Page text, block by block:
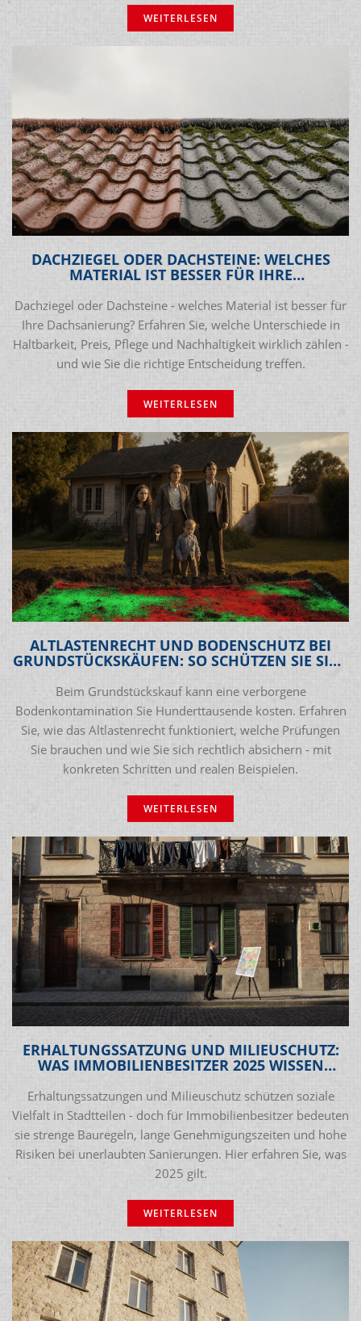
WEITERLESEN
DACHZIEGEL ODER DACHSTEINE: WELCHES
MATERIAL IST BESSER FÜR IHRE
Dachziegel oder Dachsteine - welches Material ist besser für
Ihre Dachsanierung? Erfahren Sie, welche Unterschiede in
Haltbarkeit, Preis, Pflege und Nachhaltigkeit wirklich zählen -
und wie Sie die richtige Entscheidung treffen.
WEITERLESEN
ALTLASTENRECHT UND BODENSCHUTZ BEI
GRUNDSTÜCKSKÄUFEN: SO SCHÜTZEN SIE SICH
Beim Grundstückskauf kann eine verborgene
Bodenkontamination Sie Hunderttausende kosten. Erfahren
Sie, wie das Altlastenrecht funktioniert, welche Prüfungen
Sie brauchen und wie Sie sich rechtlich absichern - mit
konkreten Schritten und realen Beispielen.
WEITERLESEN
ERHALTUNGSSATZUNG UND MILIEUSCHUTZ:
WAS IMMOBILIENBESITZER 2025 WISSEN
Erhaltungssatzungen und Milieuschutz schützen soziale
Vielfalt in Stadtteilen - doch für Immobilienbesitzer bedeuten
sie strenge Bauregeln, lange Genehmigungszeiten und hohe
Risiken bei unerlaubten Sanierungen. Hier erfahren Sie, was
2025 gilt.
WEITERLESEN